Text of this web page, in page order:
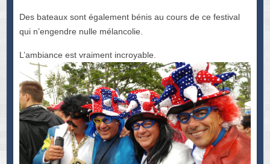
Des bateaux sont également bénis au cours de ce festival
qui n’engendre nulle mélancolie.
L’ambiance est vraiment incroyable.